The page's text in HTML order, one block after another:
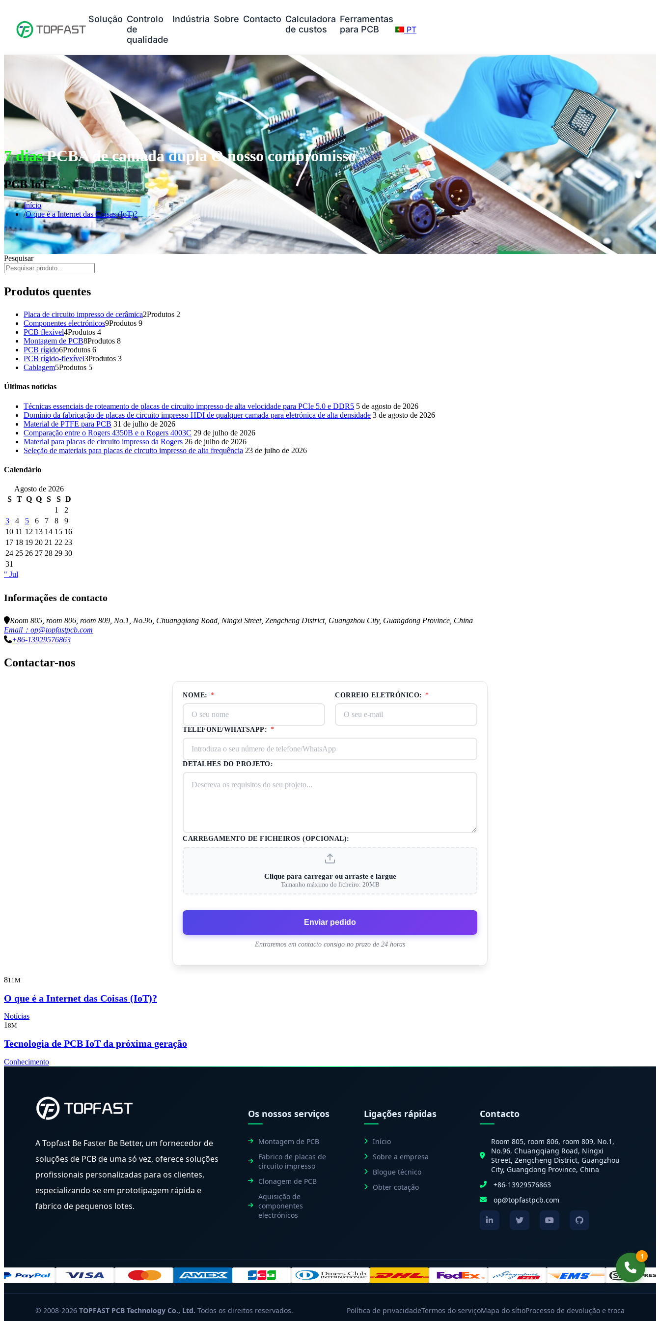
Solução Controlo
de
qualidade
Indústria Sobre Contacto Calculadora
de custos
Ferramentas
para PCB
PT
7 diasPCBA de camada dupla O nosso compromisso
PCB IoT
Início
O que é a Internet das Coisas (IoT)?
Pesquisar
Produtos quentes
Placa de circuito impresso de cerâmica2Produtos 2
Componentes electrónicos9Produtos 9
PCB flexível4Produtos 4
Montagem de PCB8Produtos 8
PCB rígido6Produtos 6
PCB rígido-flexível3Produtos 3
Cablagem5Produtos 5
Últimas notícias
Técnicas essenciais de roteamento de placas de circuito impresso de alta velocidade para PCIe 5.0 e DDR5 5 de agosto de 2026
Domínio da fabricação de placas de circuito impresso HDI de qualquer camada para eletrónica de alta densidade 3 de agosto de 2026
Material de PTFE para PCB 31 de julho de 2026
Comparação entre o Rogers 4350B e o Rogers 4003C 29 de julho de 2026
Material para placas de circuito impresso da Rogers 26 de julho de 2026
Seleção de materiais para placas de circuito impresso de alta frequência 23 de julho de 2026
Calendário
Agosto de 2026
S
T Q Q S S D
1
2
3
4 5 6 7 8
9
10 11 12 13 14 15 16
17 18 19 20 21 22 23
24 25 26 27 28 29 30
31
" Jul
Informações de contacto
Room 805, room 806, room 809, No.1, No.96, Chuangqiang Road, Ningxi Street, Zengcheng District, Guangzhou City, Guangdong Province, China
Email：op@topfastpcb.com
+86-13929576863
Contactar-nos
NOME: * CORREIO ELETRÓNICO: *
TELEFONE/WHATSAPP: *
DETALHES DO PROJETO:
CARREGAMENTO DE FICHEIROS (OPCIONAL):
Clique para carregar ou arraste e largue
Tamanho máximo do ficheiro: 20MB
Enviar pedido
Entraremos em contacto consigo no prazo de 24 horas
811M
O que é a Internet das Coisas (IoT)?
Notícias
18M
Tecnologia de PCB IoT da próxima geração
Conhecimento
A Topfast Be Faster Be Better, um fornecedor de
soluções de PCB de uma só vez, oferece soluções
profissionais personalizadas para os clientes,
especializando-se em prototipagem rápida e
fabrico de pequenos lotes.
Os nossos serviços
Montagem de PCB
Fabrico de placas de
circuito impresso
Clonagem de PCB
Aquisição de
componentes
electrónicos
Ligações rápidas
Início
Sobre a empresa
Blogue técnico
Obter cotação
Contacto
Room 805, room 806, room 809, No.1,
No.96, Chuangqiang Road, Ningxi
Street, Zengcheng District, Guangzhou
City, Guangdong Province, China
+86-13929576863
op@topfastpcb.com
© 2008-2026 TOPFAST PCB Technology Co., Ltd. Todos os direitos reservados. Política de privacidadeTermos do serviçoMapa do sítioProcesso de devolução e troca
1